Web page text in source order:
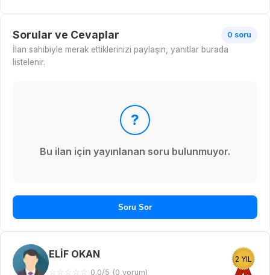
Sorular ve Cevaplar 0 soru
İlan sahibiyle merak ettiklerinizi paylaşın, yanıtlar burada
listelenir.
?
Bu ilan için yayınlanan soru bulunmuyor.
Soru Sor
ELİF OKAN
☆ ☆ ☆ ☆ ☆ 0.0/5 (0 yorum)
2 YIL